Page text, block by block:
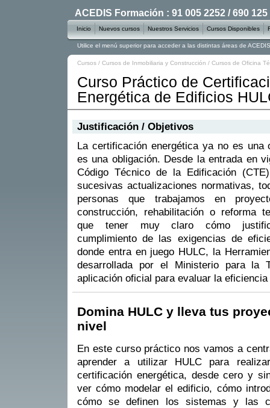
Cursos / Cursos de Inmobiliaria y Construcción / Cursos de Oficina
Curso Práctico de
Energética de Edificios
Justificación / Objetivos
La certificación energética ya no es una
es una obligación. Desde la entrada en
Código Técnico de la Edificación
sucesivas actualizaciones normativas,
personas que trabajamos en
construcción, rehabilitación o reforma
que tener muy claro cómo
cumplimiento de las exigencias de
donde entra en juego HULC, la
desarrollada por el Ministerio para la
aplicación oficial para evaluar la
Domina HULC y lleva tus
nivel
En este curso práctico nos vamos a
aprender a utilizar HULC para
certificación energética, desde cero y
ver cómo modelar el edificio, cómo
cómo se definen los sistemas y las
ACEDIS Formación : 91 005 2252 / 690 125
Inicio Nuevos cursos Nuestros Servicios Cursos Disponibles
Utilice el menú superior para acceder a las distintas áreas de